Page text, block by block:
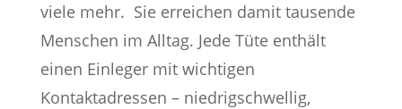
viele mehr. Sie erreichen damit tausende
Menschen im Alltag. Jede Tüte enthält
einen Einleger mit wichtigen
Kontaktadressen – niedrigschwellig,